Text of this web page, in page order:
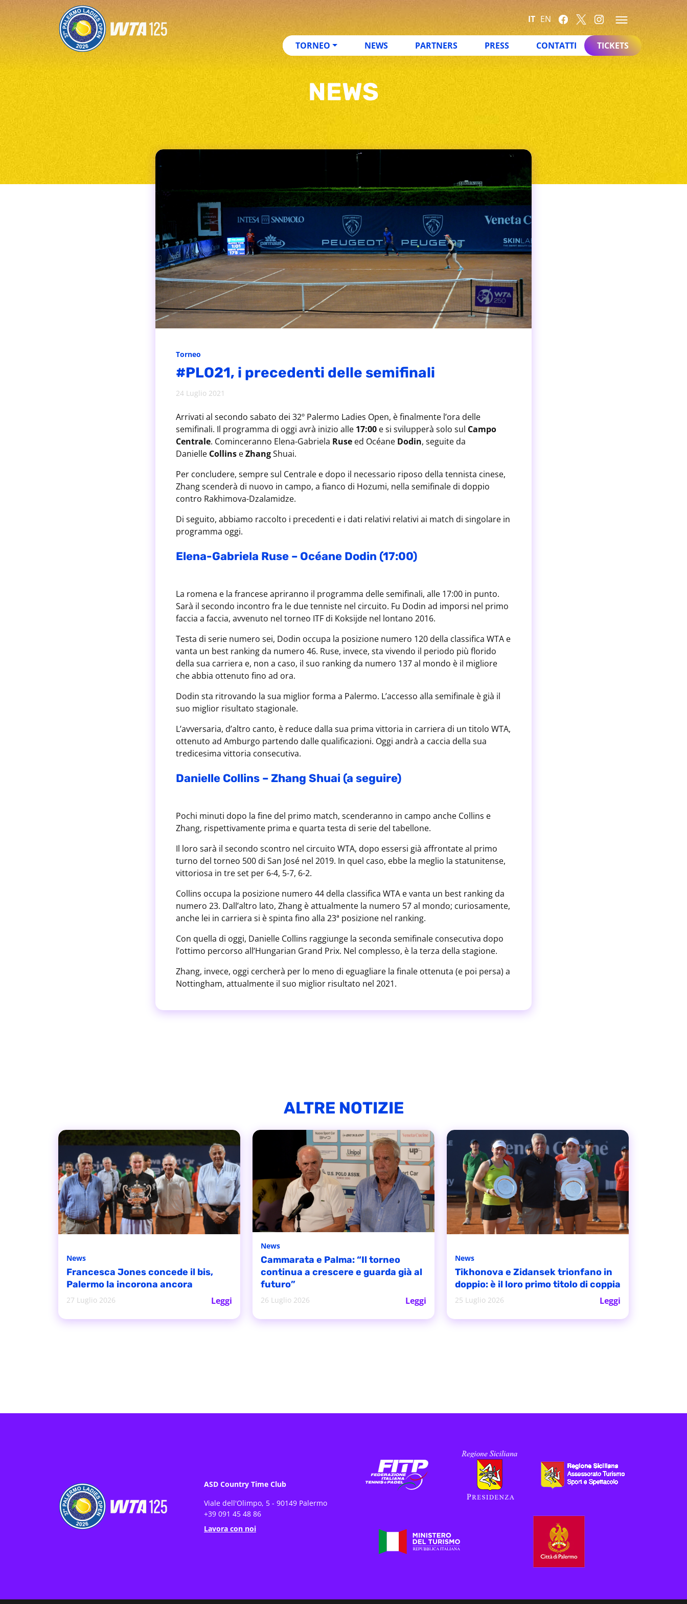
IT EN
TORNEO NEWS PARTNERS PRESS CONTATTI TICKETS
NEWS
Torneo
#PLO21, i precedenti delle semifinali
24 Luglio 2021
Arrivati al secondo sabato dei 32º Palermo Ladies Open, è finalmente l’ora delle
semifinali. Il programma di oggi avrà inizio alle 17:00 e si svilupperà solo sul Campo
Centrale. Cominceranno Elena-Gabriela Ruse ed Océane Dodin, seguite da
Danielle Collins eZhangShuai.
Per concludere, sempre sul Centrale e dopo il necessario riposo della tennista cinese,
Zhang scenderà di nuovo in campo, a fianco di Hozumi, nella semifinale di doppio
contro Rakhimova-Dzalamidze.
Di seguito, abbiamo raccolto i precedenti e i dati relativi relativi ai match di singolare in
programma oggi.
Elena-Gabriela Ruse – Océane Dodin (17:00)
La romena e la francese apriranno il programma delle semifinali, alle 17:00 in punto.
Sarà il secondo incontro fra le due tenniste nel circuito. Fu Dodin ad imporsi nel primo
faccia a faccia, avvenuto nel torneo ITF di Koksijde nel lontano 2016.
Testa di serie numero sei, Dodin occupa la posizione numero 120 della classifica WTA e
vanta un best ranking da numero 46. Ruse, invece, sta vivendo il periodo più florido
della sua carriera e, non a caso, il suo ranking da numero 137 al mondo è il migliore
che abbia ottenuto fino ad ora.
Dodin sta ritrovando la sua miglior forma a Palermo. L’accesso alla semifinale è già il
suo miglior risultato stagionale.
L’avversaria, d’altro canto, è reduce dalla sua prima vittoria in carriera di un titolo WTA,
ottenuto ad Amburgo partendo dalle qualificazioni. Oggi andrà a caccia della sua
tredicesima vittoria consecutiva.
Danielle Collins – Zhang Shuai (a seguire)
Pochi minuti dopo la fine del primo match, scenderanno in campo anche Collins e
Zhang, rispettivamente prima e quarta testa di serie del tabellone.
Il loro sarà il secondo scontro nel circuito WTA, dopo essersi già affrontate al primo
turno del torneo 500 di San José nel 2019. In quel caso, ebbe la meglio la statunitense,
vittoriosa in tre set per 6-4, 5-7, 6-2.
Collins occupa la posizione numero 44 della classifica WTA e vanta un best ranking da
numero 23. Dall’altro lato, Zhang è attualmente la numero 57 al mondo; curiosamente,
anche lei in carriera si è spinta fino alla 23ª posizione nel ranking.
Con quella di oggi, Danielle Collins raggiunge la seconda semifinale consecutiva dopo
l’ottimo percorso all’Hungarian Grand Prix. Nel complesso, è la terza della stagione.
Zhang, invece, oggi cercherà per lo meno di eguagliare la finale ottenuta (e poi persa) a
Nottingham, attualmente il suo miglior risultato nel 2021.
ALTRE NOTIZIE
News
Francesca Jones concede il bis,
Palermo la incorona ancora
27 Luglio 2026 Leggi
News
Cammarata e Palma: “Il torneo
continua a crescere e guarda già al
futuro”
26 Luglio 2026 Leggi
News
Tikhonova e Zidansek trionfano in
doppio: è il loro primo titolo di coppia
25 Luglio 2026 Leggi
ASD Country Time Club
Viale dell'Olimpo, 5 - 90149 Palermo
+39 091 45 48 86
Lavora con noi